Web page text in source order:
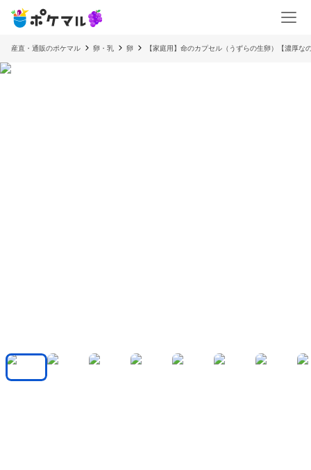
産直・通販のポケマル 卵・乳 卵 【家庭用】命のカプセル（うずらの生卵）【濃厚な